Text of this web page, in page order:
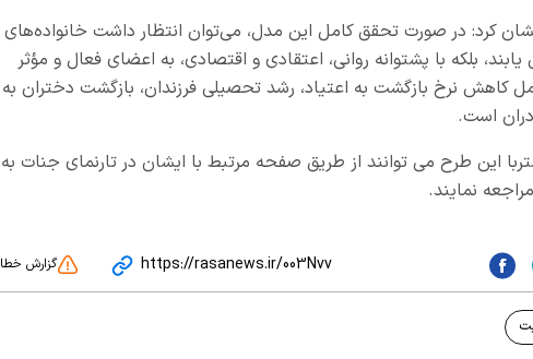
کرد: در صورت تحقق کامل این مدل، می‌توان انتظار داشت خانواده‌های
بلکه با پشتوانه روانی، اعتقادی و اقتصادی، به اعضای فعال و مؤثر
کاهش نرخ بازگشت به اعتیاد، رشد تحصیلی فرزندان، بازگشت دختران به
است.
این طرح می توانند از طریق صفحه مرتبط با ایشان در تارنمای جنات به
مراجعه نمایند.
https://rasanews.ir/003Nvv گزارش خطا